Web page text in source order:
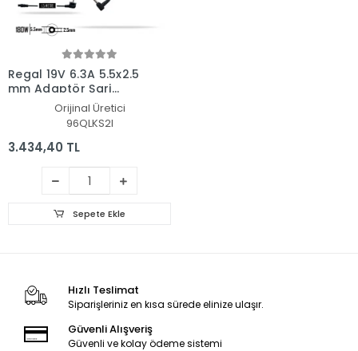
Regal 19V 6.3A 5.5x2.5
mm Adaptör Şarj
Aleti-CihazıOrijinal Üretici
96QLKS2I
3.434,40 TL
Sepete Ekle
Hızlı Teslimat
Siparişleriniz en kısa sürede elinize ulaşır.
Güvenli Alışveriş
Güvenli ve kolay ödeme sistemi